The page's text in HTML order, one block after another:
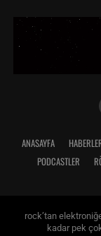
ANASAYFA
PODCASTLER
rock’tan
kadar pek